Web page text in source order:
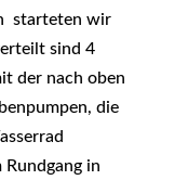
starteten wir
sind 4
der nach oben
die
in